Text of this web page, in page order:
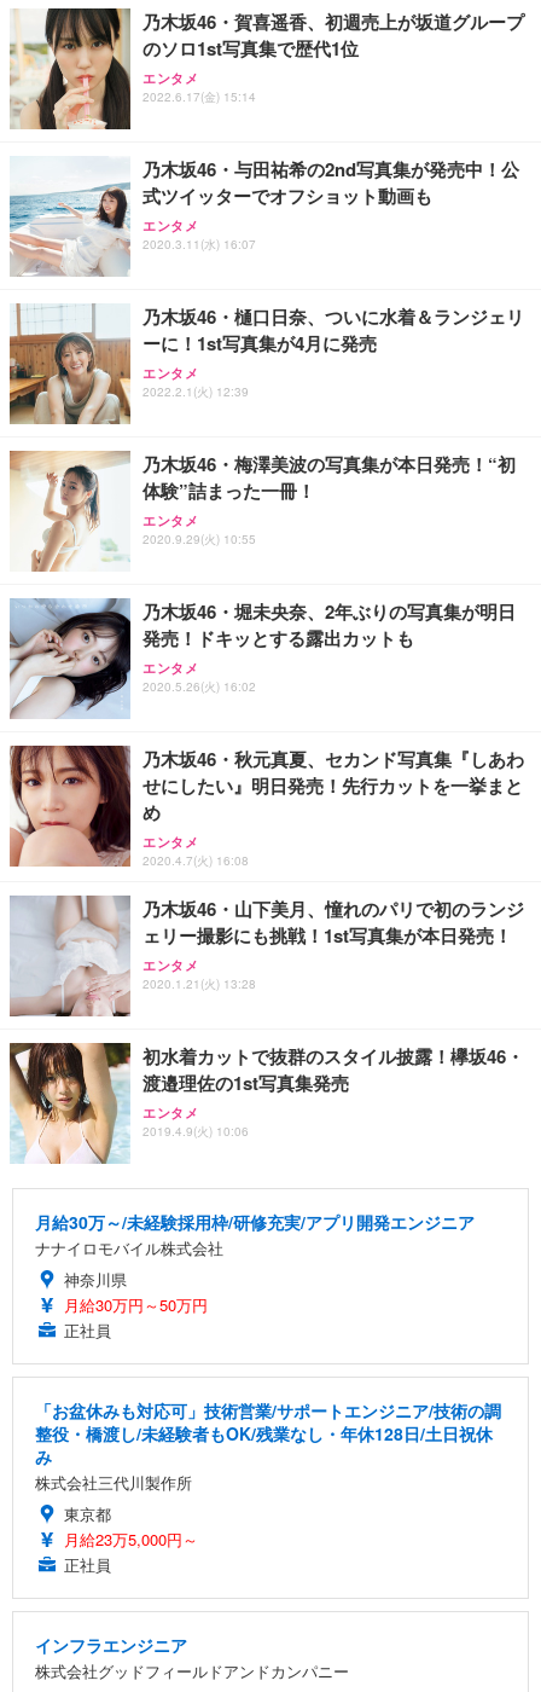
乃木坂46・賀喜遥香、初週売上が坂道グループ
のソロ1st写真集で歴代1位
エンタメ
2022.6.17(金) 15:14
乃木坂46・与田祐希の2nd写真集が発売中！公
式ツイッターでオフショット動画も
エンタメ
2020.3.11(水) 16:07
乃木坂46・樋口日奈、ついに水着＆ランジェリ
ーに！1st写真集が4月に発売
エンタメ
2022.2.1(火) 12:39
乃木坂46・梅澤美波の写真集が本日発売！“初
体験”詰まった一冊！
エンタメ
2020.9.29(火) 10:55
乃木坂46・堀未央奈、2年ぶりの写真集が明日
発売！ドキッとする露出カットも
エンタメ
2020.5.26(火) 16:02
乃木坂46・秋元真夏、セカンド写真集『しあわ
せにしたい』明日発売！先行カットを一挙まと
め
エンタメ
2020.4.7(火) 16:08
乃木坂46・山下美月、憧れのパリで初のランジ
ェリー撮影にも挑戦！1st写真集が本日発売！
エンタメ
2020.1.21(火) 13:28
初水着カットで抜群のスタイル披露！欅坂46・
渡邉理佐の1st写真集発売
エンタメ
2019.4.9(火) 10:06
月給30万～/未経験採用枠/研修充実/アプリ開発エンジニア
ナナイロモバイル株式会社
神奈川県
月給30万円～50万円
正社員
「お盆休みも対応可」技術営業/サポートエンジニア/技術の調
整役・橋渡し/未経験者もOK/残業なし・年休128日/土日祝休
み
株式会社三代川製作所
東京都
月給23万5,000円～
正社員
インフラエンジニア
株式会社グッドフィールドアンドカンパニー